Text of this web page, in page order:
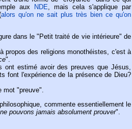
aux
NDE, mais cela s'applique par
alors qu'on ne sait plus très bien ce qu'on
dans le "Petit traité de vie intérieure" de
propos des religions monothéistes, c'est à
".
ont estimé avoir des preuves que Jésus,
font l'expérience de la présence de Dieu?
mot "preuve".
commente essentiellement le
pouvons jamais absolument prouver".